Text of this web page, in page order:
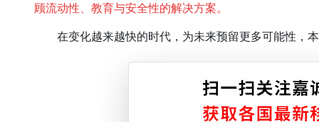
顾流动性、教育与安全性的解决方案。
在变化越来越快的时代，为未来预留更多可能性，